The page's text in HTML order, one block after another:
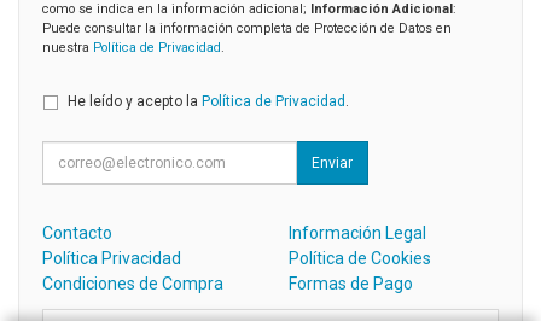
como se indica en la información adicional;
Información Adicional :
Puede consultar la información completa de Protección de Datos en
nuestra Política de Privacidad .
He leído y acepto la Política de Privacidad
Enviar
Contacto
Información Legal
Política Privacidad
Política de Cookies
Condiciones de Compra
Formas de Pago